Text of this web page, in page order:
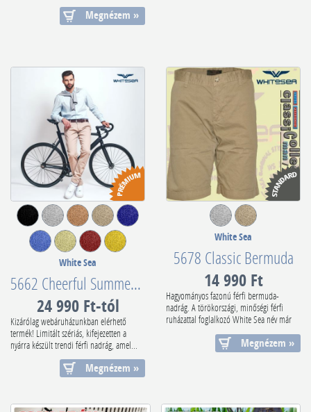
Megnézem »
White Sea
5662 Cheerful Summer Edition
24 990 Ft-tól
Kizárólag webáruházunkban elérhető
termék! Limitált szériás, kifejezetten a
nyárra készült trendi férfi nadrág, amel...
Megnézem »
White Sea
5678 Classic Bermuda
14 990 Ft
Hagyományos fazonú férfi bermuda-
nadrág. A törökországi, minőségi férfi
ruházattal foglalkozó White Sea név már
Megnézem »